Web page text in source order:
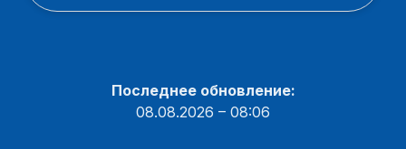
Последнее обновление:
08.08.2026 – 08:06